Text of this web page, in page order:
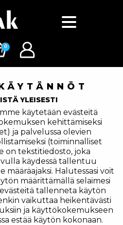
0
YLEISESTI
käytetään evästeitä
kehittämiseksi
ja palvelussa olevien
(toiminnalliset
on tekstitiedosto, joka
käydessä tallentuu
Halutessasi voit
määrittämällä selaimesi
tallenneta käytön
vaikuttaa heikentävästi
ja käyttökokemukseen
estää käytön kokonaan.